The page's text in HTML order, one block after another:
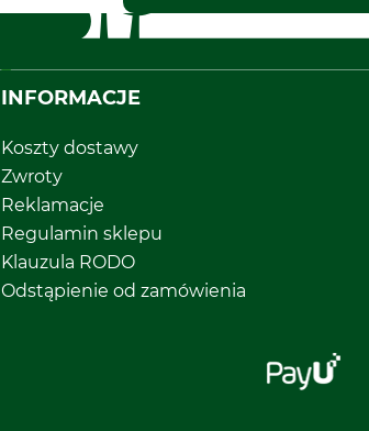
INFORMACJE
Koszty dostawy
Zwroty
Reklamacje
Regulamin sklepu
Klauzula RODO
Odstąpienie od zamówienia